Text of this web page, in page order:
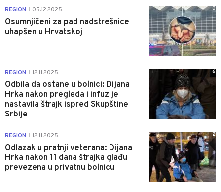
REGION 05.12.2025.
Osumnjičeni za pad nadstrešnice
uhapšen u Hrvatskoj
0
REGION 12.11.2025.
Odbila da ostane u bolnici: Dijana
Hrka nakon pregleda i infuzije
nastavila štrajk ispred Skupštine
Srbije
6
REGION 12.11.2025.
Odlazak u pratnji veterana: Dijana
Hrka nakon 11 dana štrajka glađu
prevezena u privatnu bolnicu
2